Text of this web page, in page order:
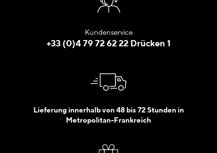
Kundenservice
+33 (0)4 79 72 62 22 Drücken 1
Lieferung innerhalb von 48 bis 72 Stunden in
Metropolitan-Frankreich